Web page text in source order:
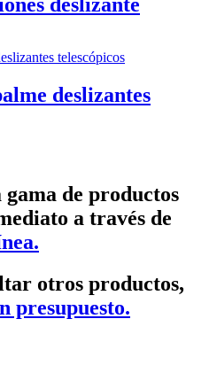
deslizantes
gama de productos
a través de
otros productos,
presupuesto.